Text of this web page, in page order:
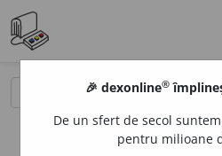
🎉 dexonline®
De un sfert de secol
pentru milioane